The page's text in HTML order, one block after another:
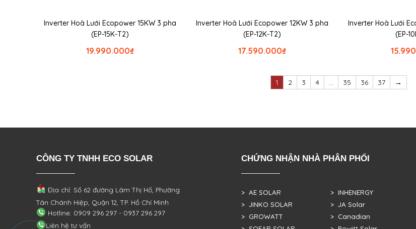
Inverter Hoà Lưới Ecopower 15KW 3 pha
(EP-15K-T2)
₫
19.990.000
Inverter Hoà Lưới Ecopower 12KW 3 pha
(EP-12K-T2)
₫
17.590.000
Inverter Hoà Lưới
(EP-
1 2 3 4 … 35 36 37 →
CÔNG TY TNHH ECO SOLAR
Địa chỉ: Số 62 đường Lâm Thị Hố, Phường
Tân Chánh Hiệp, Quận 12, TP. Hồ Chí Minh
Hotline: 0909 296 297 - 0937 296 297
Liên hệ tư vấn
CHỨNG NHẬN NHÀ PHÂN PHỐI
> AE SOLAR
> JINKO SOLAR
> GROWATT
> INHENERGY
> JA Solar
> Canadian